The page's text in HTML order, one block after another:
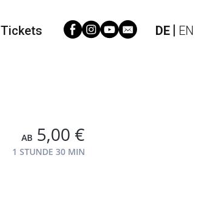
Tickets DE EN
AB 5,00 €
1 STUNDE30 MIN